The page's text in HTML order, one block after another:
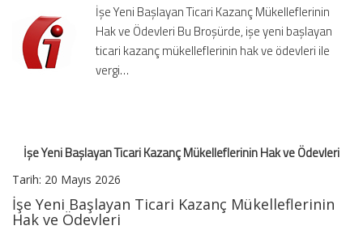
Hak
ve
Ödevleri
için
İşe Yeni Başlayan Ticari Kazanç Mükelleflerinin
Hak ve Ödevleri Bu Broşürde, işe yeni başlayan
ticari kazanç mükelleflerinin hak ve ödevleri ile
vergi…
İşe Yeni Başlayan Ticari Kazanç Mükelleflerinin Hak ve Ödevleri
Tarih: 20 Mayıs 2026
İşe Yeni Başlayan Ticari Kazanç Mükelleflerinin
Hak ve Ödevleri